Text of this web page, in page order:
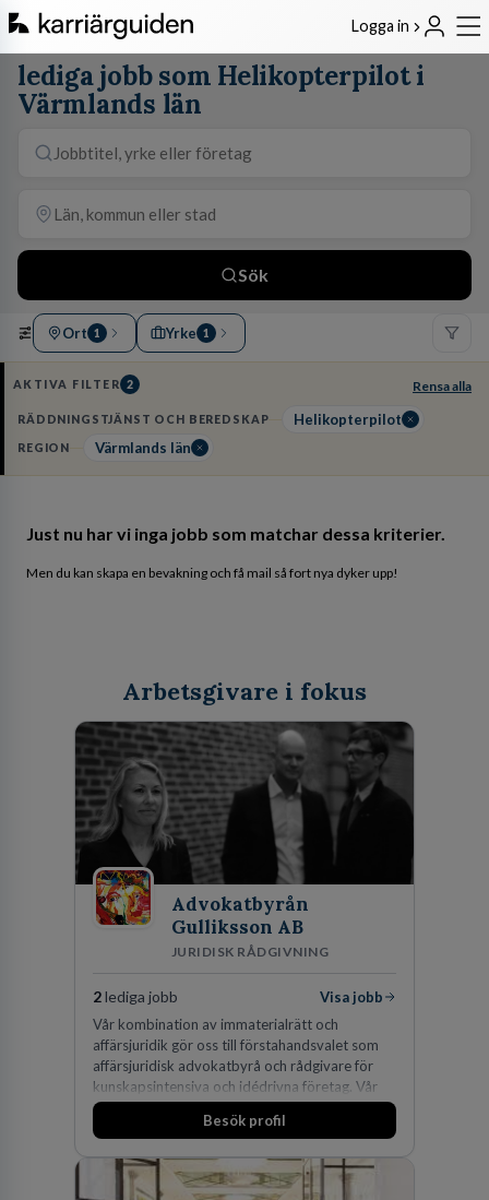
Logga in
lediga jobb som Helikopterpilot i
Värmlands län
Sök
Ort 1 Yrke 1
AKTIVA FILTER 2 Rensa alla
RÄDDNINGSTJÄNST OCH BEREDSKAP Helikopterpilot
REGION Värmlands län
Just nu har vi inga jobb som matchar dessa kriterier.
Men du kan skapa en bevakning och få mail så fort nya dyker upp!
Arbetsgivare i fokus
Advokatbyrån
Gulliksson AB
JURIDISK RÅDGIVNING
2lediga jobb
Visa jobb
Vår kombination av immaterialrätt och
affärsjuridik gör oss till förstahandsvalet som
affärsjuridisk advokatbyrå och rådgivare för
kunskapsintensiva och idédrivna företag. Vår
expertis inom IP-tillgångar har gett oss en
marknadsledande position. Våra klienter väljer
skydda, utveckla och kommersialisera
företagets viktigaste tillgångar.
Besök profil